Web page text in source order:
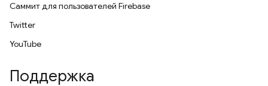
Саммит для пользователей Firebase
Twitter
YouTube
Поддержка